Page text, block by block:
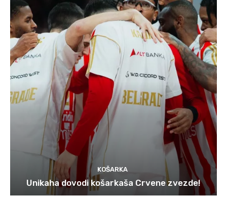
KOŠARKA
Unikaha dovodi košarkaša Crvene zvezde!